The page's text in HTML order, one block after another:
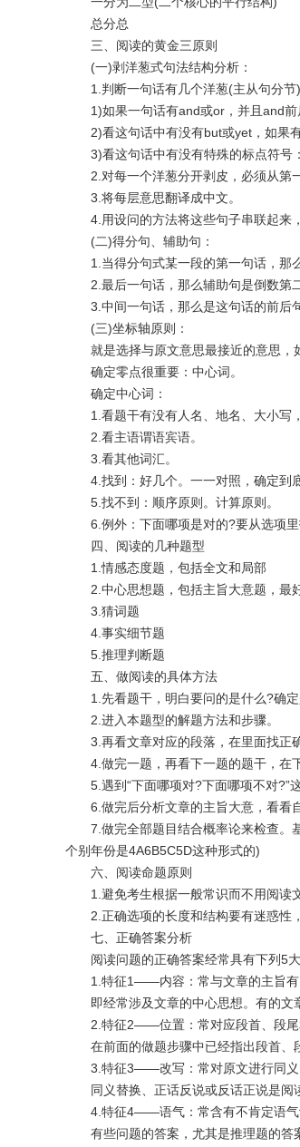
总分总
三、阅读的黄金三原则
(一)剥洋葱式句法结构分析：
1.判断一句话有几个洋葱(主从句分节)
1)如果一句话有and或or，并且and前
2)看这句话中有没有but或yet，如果有
3)看这句话中有没有特殊的标点符号：
2.对每一个洋葱分开剥皮，必须从第一
3.将每层意思翻译成中文。
4.用设问的方法将这些句子串联起来，
(二)得分句、辅助句：
1.当得分句式某一段的第一句话，那么
2.最后一句话，那么辅助句是倒数第二
3.中间一句话，那么是这句话的前后句
(三)坐标轴原则：
就是选择与原文意思最接近的意思，
确定零点很重要：中心词。
确定中心词：
1.看题干有没有人名、地名、大小写，
2.看主语谓语宾语。
3.看其他词汇。
4.找到：好几个。一一对照，确定到底
5.找不到：顺序原则。计算原则。
6.例外：下面哪项是对的?要从选项里
四、阅读的几种题型
1.情感态度题，包括全文和局部
2.中心思想题，包括主旨大意题，最
3.猜词题
4.事实细节题
5.推理判断题
五、做阅读的具体方法
1.先看题干，明白要问的是什么?确定
2.进入本题型的解题方法和步骤。
3.再看文章对应的段落，在里面找正确
4.做完一题，再看下一题的题干，在下
5.遇到“下面哪项对?下面哪项不对?”
6.做完后分析文章的主旨大意，看看自
7.做完全部题目结合概率论来检查。基
个别年份是4A6B5C5D这种形式的)
六、阅读命题原则
1.避免考生根据一般常识而不用阅读
2.正确选项的长度和结构要有迷惑性
七、正确答案分析
阅读问题的正确答案经常具有下列5大
1.特征1——内容：常与文章的主旨有
即经常涉及文章的中心思想。有的文章
2.特征2——位置：常对应段首、段尾
在前面的做题步骤中已经指出段首、
3.特征3——改写：常对原文进行同义
同义替换、正话反说或反话正说是阅读
4.特征4——语气：常含有不肯定语气
有些问题的答案，尤其是推理题的答案